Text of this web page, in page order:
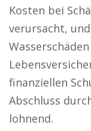
Kosten bei
verursacht,
finanziellen
Abschluss
lohnend.